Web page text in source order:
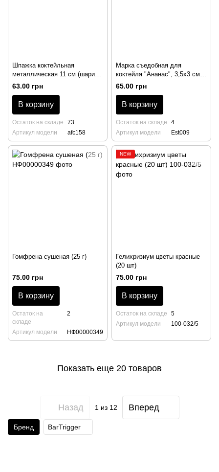
Шпажка коктейльная
металлическая 11 см (шарик
золотого цвета), BarTrigger
63.00 грн
В корзину
Остаток на складе
73
Артикул модели
afc158
Марка съедобная для
коктейля "Ананас", 3,5х3 см,
(10шт)
65.00 грн
В корзину
Остаток на складе
4
Артикул модели
Est009
Гомфрена сушеная (25 г)
75.00 грн
В корзину
Остаток на
складе
2
Артикул модели НФ00000349
NEW
Гелихризиум цветы красные
(20 шт)
75.00 грн
В корзину
Остаток на складе
5
Артикул модели
100-032/5
Показать еще 20 товаров
Назад 1из 12 Вперед
Бренд BarTrigger